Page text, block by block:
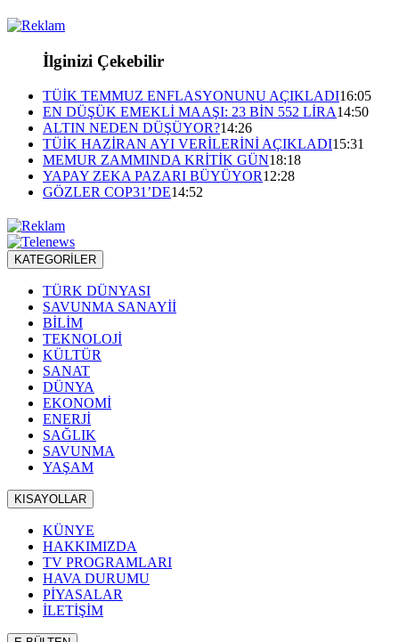
İlginizi Çekebilir
TÜİK TEMMUZ ENFLASYONUNU AÇIKLADI16:05
EN DÜŞÜK EMEKLİ MAAŞI: 23 BİN 552 LİRA14:50
ALTIN NEDEN DÜŞÜYOR?14:26
TÜİK HAZİRAN AYI VERİLERİNİ AÇIKLADI15:31
MEMUR ZAMMINDA KRİTİK GÜN18:18
YAPAY ZEKA PAZARI BÜYÜYOR12:28
GÖZLER COP31’DE14:52
KATEGORİLER
TÜRK DÜNYASI
SAVUNMA SANAYİİ
BİLİM
TEKNOLOJİ
KÜLTÜR
SANAT
DÜNYA
EKONOMİ
ENERJİ
SAĞLIK
SAVUNMA
YAŞAM
KISAYOLLAR
KÜNYE
HAKKIMIZDA
TV PROGRAMLARI
HAVA DURUMU
PİYASALAR
İLETİŞİM